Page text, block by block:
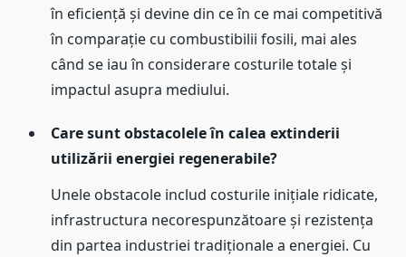
în eficiență și devine din ce în ce mai competitivă
în comparație cu combustibilii fosili, mai ales
când se iau în considerare costurile totale și
impactul asupra mediului.
Care sunt obstacolele în calea extinderii
utilizării energiei regenerabile?
Unele obstacole includ costurile inițiale ridicate,
infrastructura necorespunzătoare și rezistența
din partea industriei tradiționale a energiei. Cu